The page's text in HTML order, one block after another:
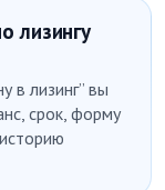
лизингу
в лизинг” вы
срок, форму